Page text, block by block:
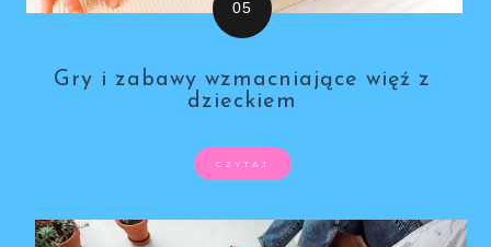
Gry i zabawy wzmacniające więź z
dzieckiem
CZYTAJ